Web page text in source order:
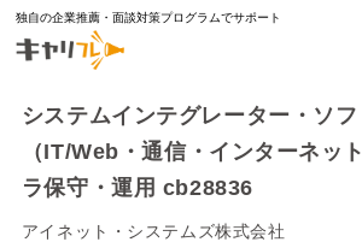
独自の企業推薦・面談対策プログラムでサポート
システムインテグレーター・ソ
（IT/Web・通信・インターネッ
ラ保守・運用 cb28836
アイネット・システムズ株式会社